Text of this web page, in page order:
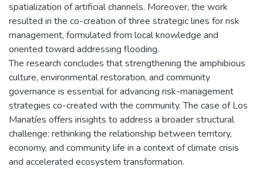
spatialization of artificial channels. Moreover, the work
resulted in the co-creation of three strategic lines for risk
management, formulated from local knowledge and
oriented toward addressing flooding.
The research concludes that strengthening the amphibious
culture, environmental restoration, and community
governance is essential for advancing risk-management
strategies co-created with the community. The case of Los
Manatíes offers insights to address a broader structural
challenge: rethinking the relationship between territory,
economy, and community life in a context of climate crisis
and accelerated ecosystem transformation.